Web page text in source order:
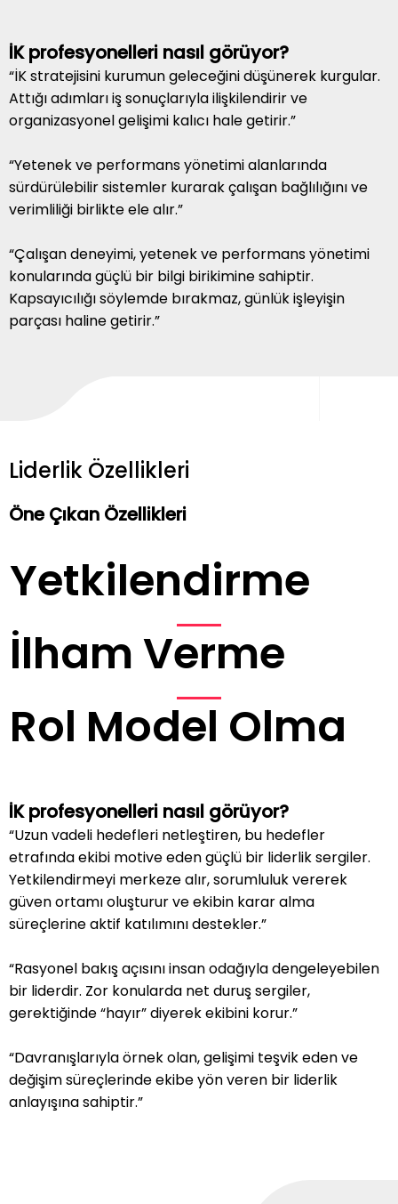
İK profesyonelleri nasıl görüyor?
“İK stratejisini kurumun geleceğini düşünerek kurgular.
Attığı adımları iş sonuçlarıyla ilişkilendirir ve
organizasyonel gelişimi kalıcı hale getirir.”
“Yetenek ve performans yönetimi alanlarında
sürdürülebilir sistemler kurarak çalışan bağlılığını ve
verimliliği birlikte ele alır.”
“Çalışan deneyimi, yetenek ve performans yönetimi
konularında güçlü bir bilgi birikimine sahiptir.
Kapsayıcılığı söylemde bırakmaz, günlük işleyişin
parçası haline getirir.”
Liderlik Özellikleri
Öne Çıkan Özellikleri
Yetkilendirme
İlham Verme
Rol Model Olma
İK profesyonelleri nasıl görüyor?
“Uzun vadeli hedefleri netleştiren, bu hedefler
etrafında ekibi motive eden güçlü bir liderlik sergiler.
Yetkilendirmeyi merkeze alır, sorumluluk vererek
güven ortamı oluşturur ve ekibin karar alma
süreçlerine aktif katılımını destekler.”
“Rasyonel bakış açısını insan odağıyla dengeleyebilen
bir liderdir. Zor konularda net duruş sergiler,
gerektiğinde “hayır” diyerek ekibini korur.”
“Davranışlarıyla örnek olan, gelişimi teşvik eden ve
değişim süreçlerinde ekibe yön veren bir liderlik
anlayışına sahiptir.”